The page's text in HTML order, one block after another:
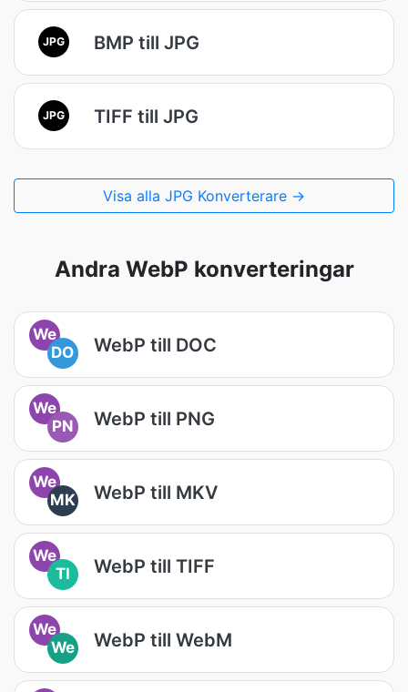
JPG BMP till JPG
JPG TIFF till JPG
Visa alla JPG Konverterare →
Andra WebP konverteringar
We
DO
WebP till DOC
We
PN
WebP till PNG
We
MK
WebP till MKV
We
TI
WebP till TIFF
We
We
WebP till WebM